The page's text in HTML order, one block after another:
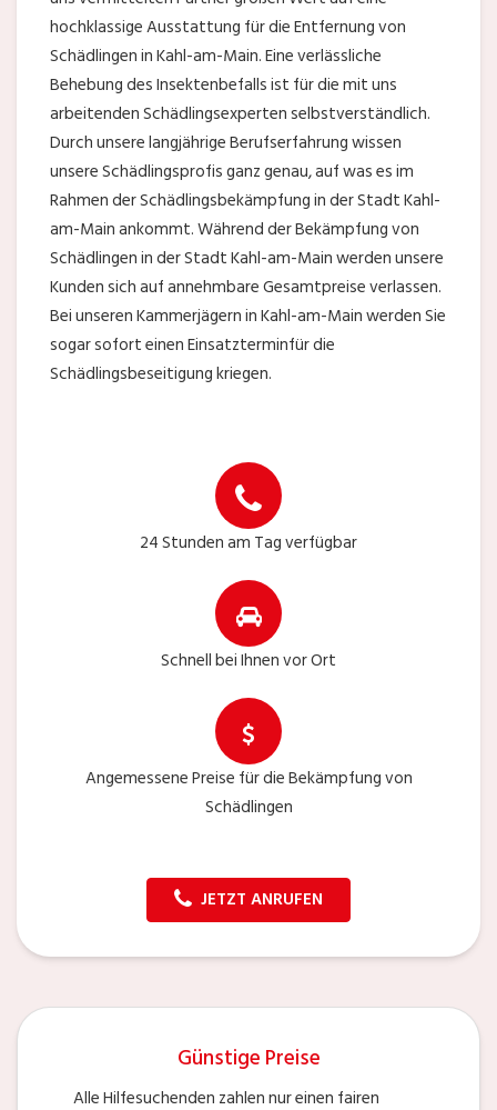
hochklassige Ausstattung für die Entfernung von
Schädlingen in Kahl-am-Main. Eine verlässliche
Behebung des Insektenbefalls ist für die mit uns
arbeitenden Schädlingsexperten selbstverständlich.
Durch unsere langjährige Berufserfahrung wissen
unsere Schädlingsprofis ganz genau, auf was es im
Rahmen der Schädlingsbekämpfung in der Stadt Kahl-
am-Main ankommt. Während der Bekämpfung von
Schädlingen in der Stadt Kahl-am-Main werden unsere
Kunden sich auf annehmbare Gesamtpreise verlassen.
Bei unseren Kammerjägern in Kahl-am-Main werden Sie
sogar sofort einen Einsatzterminfür die
Schädlingsbeseitigung kriegen.
24 Stunden am Tag verfügbar
Schnell bei Ihnen vor Ort
Angemessene Preise für die Bekämpfung von
Schädlingen
JETZT ANRUFEN
Günstige Preise
Alle Hilfesuchenden zahlen nur einen fairen